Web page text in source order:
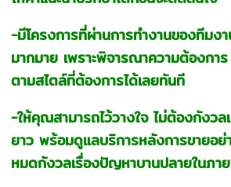
-มีโครงการที่ผ่านการทำงานของทีมง
มากมาย เพราะพิจารณาความต้องกา
ตามสไตล์ที่ต้องการได้เลยทันที
-ให้คุณสามารถไว้วางใจ ไม่ต้องกังว
ยาว พร้อมดูแลบริการหลังการขายอ
หมดกังวลเรื่องปัญหาบานปลายในภา